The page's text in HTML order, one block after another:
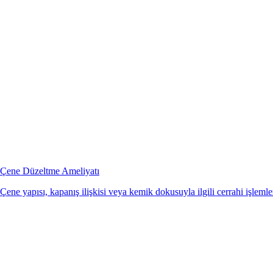
Çene Düzeltme Ameliyatı
Çene yapısı, kapanış ilişkisi veya kemik dokusuyla ilgili cerrahi